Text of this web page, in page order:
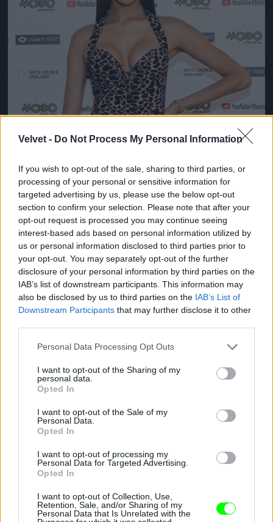
Velvet - Do Not Process My Personal Information
If you wish to opt-out of the sale, sharing to third parties, or
processing of your personal or sensitive information for
targeted advertising by us, please use the below opt-out
section to confirm your selection. Please note that after your
opt-out request is processed you may continue seeing
interest-based ads based on personal information utilized by
us or personal information disclosed to third parties prior to
your opt-out. You may separately opt-out of the further
disclosure of your personal information by third parties on the
IAB’s list of downstream participants. This information may
also be disclosed by us to third parties on the IAB’s List of
Downstream Participants that may further disclose it to other
Please note that this website/app uses one or more Google
not limited to your visit or usage behaviour. You may click to
grant or deny consent to Google and its third-party tags to
use your data for below specified purposes in below Google
consent section.
Personal Data Processing Opt Outs
I want to opt-out of the Sharing of my
personal data.
Opted In
I want to opt-out of the Sale of my
Personal Data.
Opted In
I want to opt-out of processing my
Personal Data for Targeted Advertising.
Opted In
I want to opt-out of Collection, Use,
Retention, Sale, and/or Sharing of my
Personal Data that Is Unrelated with the
Szerda este, azaz december 9-én este volt a MOBO
Awards Londonban, ott készültek ezek a képek a
modellről.
Fotó: Michael Tubi / Getty Images Hungary #8